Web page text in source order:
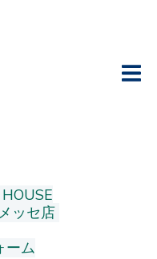
ッセ店
ーム